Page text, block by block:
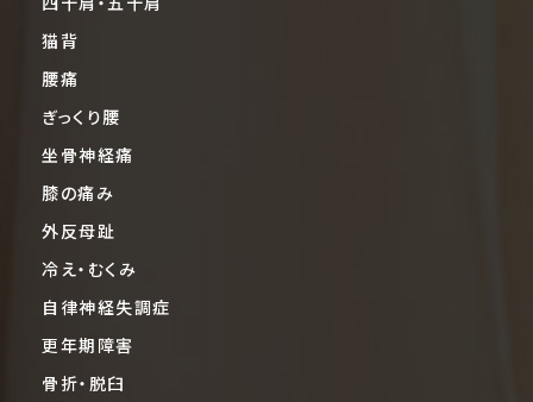
猫背
腰痛
ぎっくり腰
坐骨神経痛
膝の痛み
外反母趾
冷え・むくみ
自律神経失調症
更年期障害
骨折・脱臼